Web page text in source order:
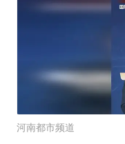
河南都市频道